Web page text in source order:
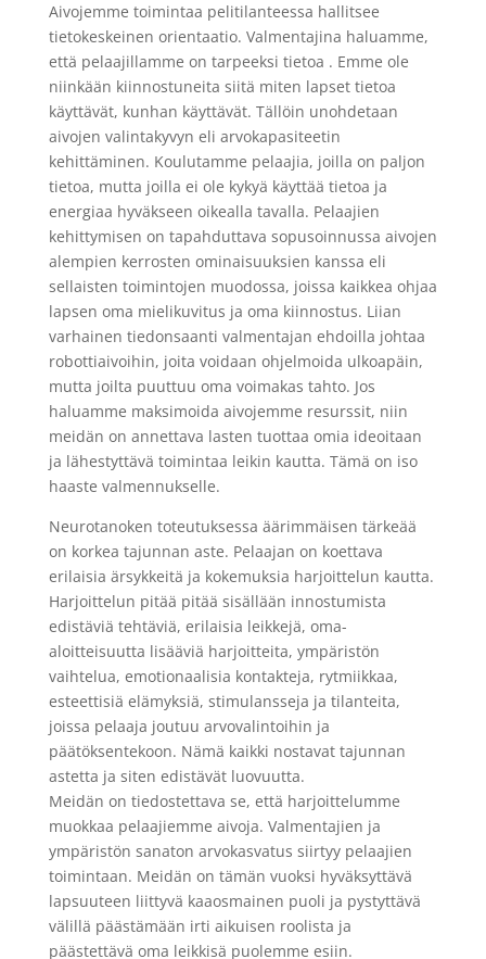
Aivojemme toimintaa pelitilanteessa hallitsee
tietokeskeinen orientaatio. Valmentajina haluamme,
että pelaajillamme on tarpeeksi tietoa . Emme ole
niinkään kiinnostuneita siitä miten lapset tietoa
käyttävät, kunhan käyttävät. Tällöin unohdetaan
aivojen valintakyvyn eli arvokapasiteetin
kehittäminen. Koulutamme pelaajia, joilla on paljon
tietoa, mutta joilla ei ole kykyä käyttää tietoa ja
energiaa hyväkseen oikealla tavalla. Pelaajien
kehittymisen on tapahduttava sopusoinnussa aivojen
alempien kerrosten ominaisuuksien kanssa eli
sellaisten toimintojen muodossa, joissa kaikkea ohjaa
lapsen oma mielikuvitus ja oma kiinnostus. Liian
varhainen tiedonsaanti valmentajan ehdoilla johtaa
robottiaivoihin, joita voidaan ohjelmoida ulkoapäin,
mutta joilta puuttuu oma voimakas tahto. Jos
haluamme maksimoida aivojemme resurssit, niin
meidän on annettava lasten tuottaa omia ideoitaan
ja lähestyttävä toimintaa leikin kautta. Tämä on iso
haaste valmennukselle.
Neurotanoken toteutuksessa äärimmäisen tärkeää
on korkea tajunnan aste. Pelaajan on koettava
erilaisia ärsykkeitä ja kokemuksia harjoittelun kautta.
Harjoittelun pitää pitää sisällään innostumista
edistäviä tehtäviä, erilaisia leikkejä, oma-
aloitteisuutta lisääviä harjoitteita, ympäristön
vaihtelua, emotionaalisia kontakteja, rytmiikkaa,
esteettisiä elämyksiä, stimulansseja ja tilanteita,
joissa pelaaja joutuu arvovalintoihin ja
päätöksentekoon. Nämä kaikki nostavat tajunnan
astetta ja siten edistävät luovuutta.
Meidän on tiedostettava se, että harjoittelumme
muokkaa pelaajiemme aivoja. Valmentajien ja
ympäristön sanaton arvokasvatus siirtyy pelaajien
toimintaan. Meidän on tämän vuoksi hyväksyttävä
lapsuuteen liittyvä kaaosmainen puoli ja pystyttävä
välillä päästämään irti aikuisen roolista ja
päästettävä oma leikkisä puolemme esiin.